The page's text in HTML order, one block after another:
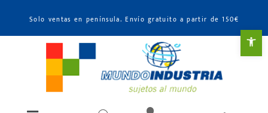
Solo ventas en península. Envío gratuito a partir de 150€